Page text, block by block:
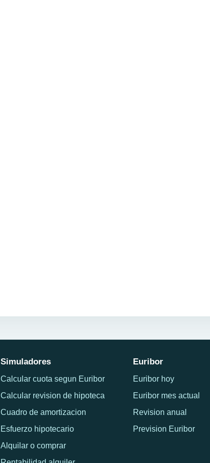
Simuladores
Calcular cuota segun Euribor
Calcular revision de hipoteca
Cuadro de amortizacion
Esfuerzo hipotecario
Alquilar o comprar
Euribor
Euribor hoy
Euribor mes actual
Revision anual
Prevision Euribor